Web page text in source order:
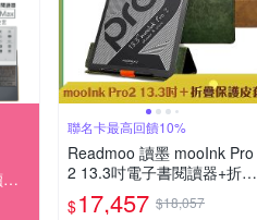
BOOX 文石 電子書閱讀器 下殺97折
聯名卡最高回饋10%
Readmoo 讀墨 mooInk Pro
2 13.3吋電子書閱讀器+折疊
皮套 (組合)
$17,457 $18,057